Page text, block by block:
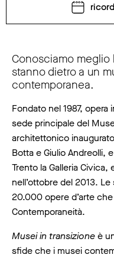
Conosciamo meglio
stanno dietro a un
contemporanea.
Fondato nel 1987,
sede principale del
architettonico
Botta e Giulio Andreolli,
Trento la Galleria
nell’ottobre del 2013.
20.000 opere d’arte
Contemporaneità.
Musei in transizioneè
sfide che i musei